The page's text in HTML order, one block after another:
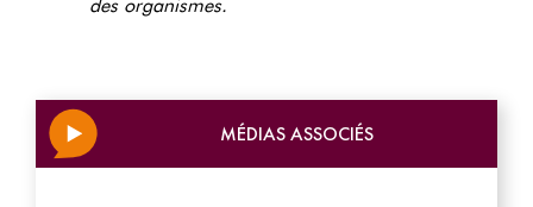
des organismes.
MÉDIAS ASSOCIÉS